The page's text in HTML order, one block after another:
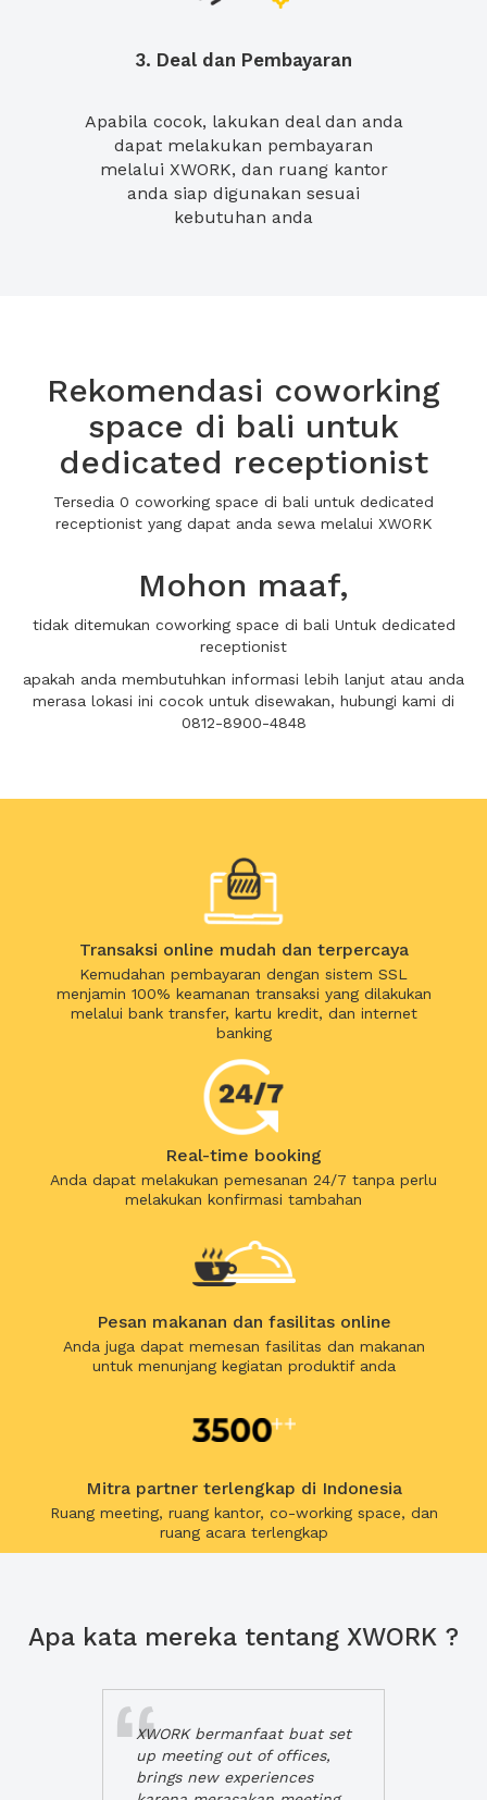
3. Deal dan Pembayaran
Apabila cocok, lakukan deal dan anda
dapat melakukan pembayaran
melalui XWORK, dan ruang kantor
anda siap digunakan sesuai
kebutuhan anda
Rekomendasi coworking
space di bali untuk
dedicated receptionist
Tersedia 0 coworking space di bali untuk dedicated
receptionist yang dapat anda sewa melalui XWORK
Mohon maaf,
tidak ditemukan coworking space di bali Untuk dedicated
receptionist
apakah anda membutuhkan informasi lebih lanjut atau anda
merasa lokasi ini cocok untuk disewakan, hubungi kami di
0812-8900-4848
Transaksi online mudah dan terpercaya
Kemudahan pembayaran dengan sistem SSL
menjamin 100% keamanan transaksi yang dilakukan
melalui bank transfer, kartu kredit, dan internet
banking
Real-time booking
Anda dapat melakukan pemesanan 24/7 tanpa perlu
melakukan konfirmasi tambahan
Pesan makanan dan fasilitas online
Anda juga dapat memesan fasilitas dan makanan
untuk menunjang kegiatan produktif anda
Mitra partner terlengkap di Indonesia
Ruang meeting, ruang kantor, co-working space, dan
ruang acara terlengkap
Apa kata mereka tentang XWORK ?
XWORK bermanfaat buat set
up meeting out of offices,
brings new experiences